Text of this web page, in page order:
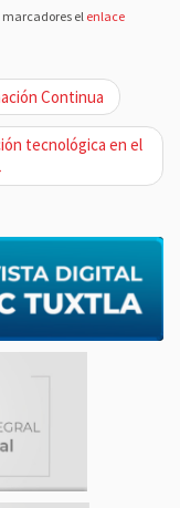
marcadores el enlace
Continua
tecnológica en el